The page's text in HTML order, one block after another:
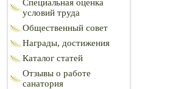
Специальная оценка
условий труда
Общественный совет
Награды, достижения
Каталог статей
Отзывы о работе
санатория